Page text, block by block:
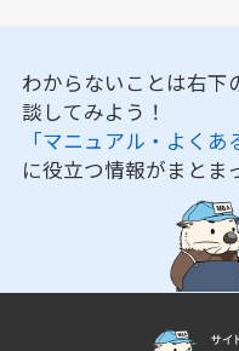
わからないことは右下
談してみよう！
「マニュアル・よくあ
に役立つ情報がまとま